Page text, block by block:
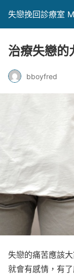
失戀挽回診療室
治療失戀的
bboyfred
失戀的痛苦應該
就會有感情，有